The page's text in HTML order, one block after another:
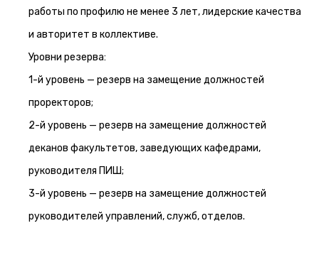
работы по профилю не менее 3 лет, лидерские качества
и авторитет в коллективе.
Уровни резерва:
1-й уровень — резерв на замещение должностей
проректоров;
2-й уровень — резерв на замещение должностей
деканов факультетов, заведующих кафедрами,
руководителя ПИШ;
3-й уровень — резерв на замещение должностей
руководителей управлений, служб, отделов.